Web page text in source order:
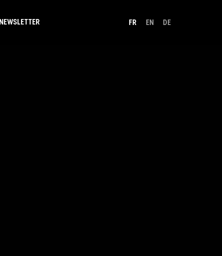
NEWSLETTER FR EN DE